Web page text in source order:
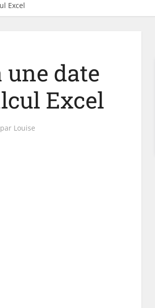
Excel
une date
Excel
par Louise